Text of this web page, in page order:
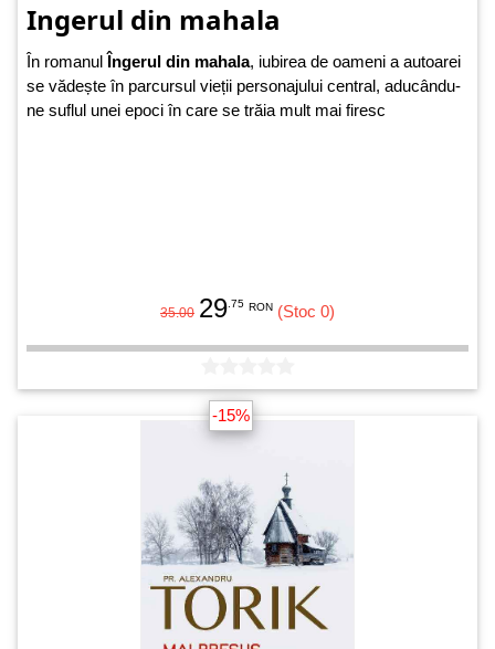
Ingerul din mahala
În romanul Îngerul din mahala, iubirea de oameni a autoarei
se vădește în parcursul vieții personajului central, aducându-
ne suflul unei epoci în care se trăia mult mai firesc
35.00 29 .75 RON (Stoc 0)
-15%